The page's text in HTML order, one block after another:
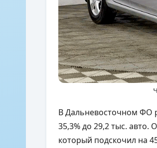
В Дальневосточном ФО
35,3% до 29,2 тыс. авто.
который подскочил на